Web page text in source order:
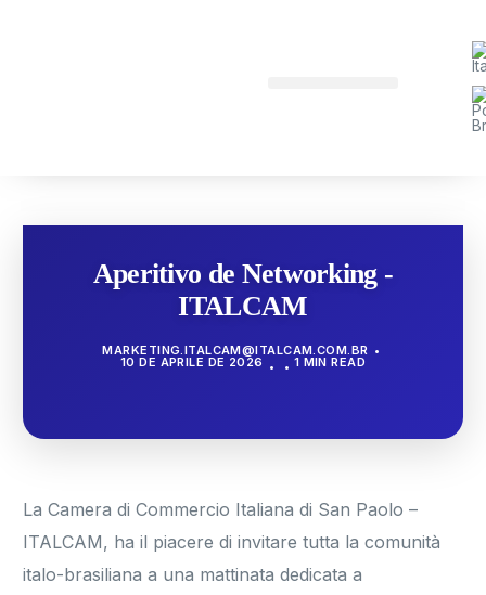
Aperitivo de Networking -
ITALCAM
MARKETING.ITALCAM@ITALCAM.COM.BR
10 DE APRILE DE 2026 1 MIN READ
La Camera di Commercio Italiana di San Paolo –
ITALCAM, ha il piacere di invitare tutta la comunità
italo-brasiliana a una mattinata dedicata a